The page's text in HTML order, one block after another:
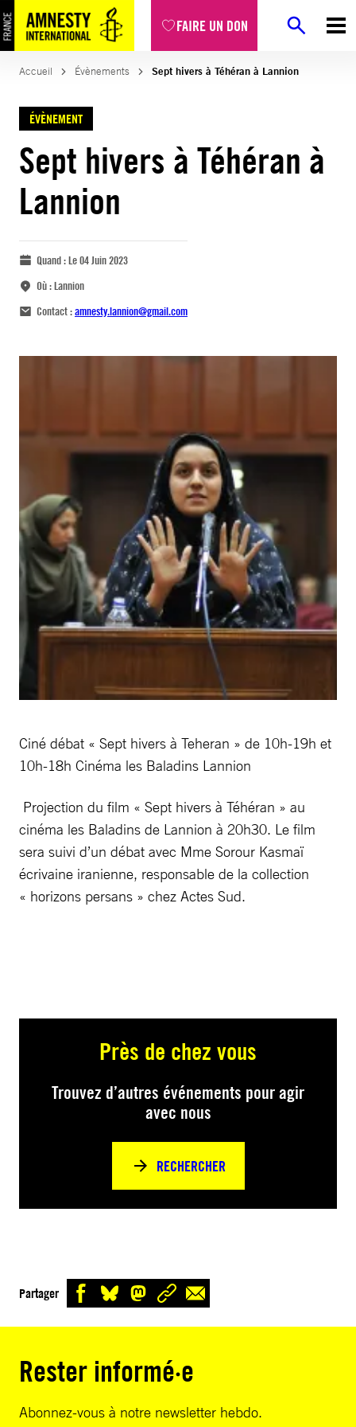
FAIRE UN DON
Accueil Évènements Sept hivers à Téhéran à Lannion
ÉVÈNEMENT
Sept hivers à Téhéran à
Lannion
Quand :Le 04 Juin 2023
Où :Lannion
Contact :amnesty.lannion@gmail.com
Ciné débat « Sept hivers à Teheran » de 10h-19h et
10h-18h Cinéma les Baladins Lannion
Projection du film « Sept hivers à Téhéran » au
cinéma les Baladins de Lannion à 20h30. Le film
sera suivi d’un débat avec Mme Sorour Kasmaï
écrivaine iranienne, responsable de la collection
« horizons persans » chez Actes Sud.
Près de chez vous
Trouvez d’autres événements pour agir
avec nous
RECHERCHER
Partager
Rester informé·e
Abonnez-vous à notre newsletter hebdo.